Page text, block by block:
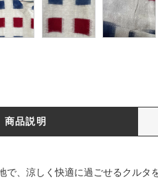
商品説明
で、涼しく快適に過ごせるクルタ